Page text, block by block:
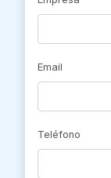
Email
Teléfono